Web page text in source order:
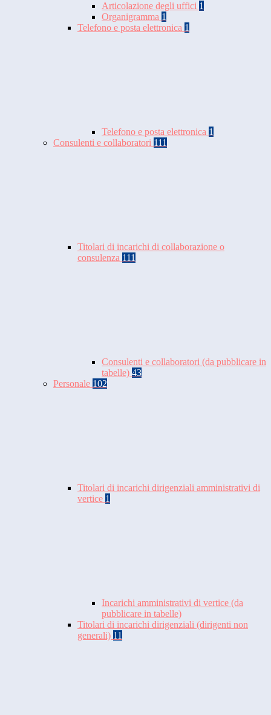
Articolazione degli uffici 1
Organigramma 1
Telefono e posta elettronica 1
Telefono e posta elettronica 1
Consulenti e collaboratori 111
Titolari di incarichi di collaborazione o
consulenza 111
Consulenti e collaboratori (da pubblicare in
tabelle) 43
Personale 102
Titolari di incarichi dirigenziali amministrativi di
vertice 1
Incarichi amministrativi di vertice (da
pubblicare in tabelle)
Titolari di incarichi dirigenziali (dirigenti non
generali) 11